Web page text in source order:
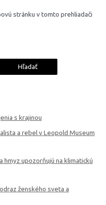
stránku v tomto prehliadači
s krajinou
a rebel v Leopold Museum
hmyz upozorňujú na klimatickú
ženského sveta a